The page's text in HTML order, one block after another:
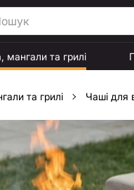
мангали та грилі
та грилі Чаші для